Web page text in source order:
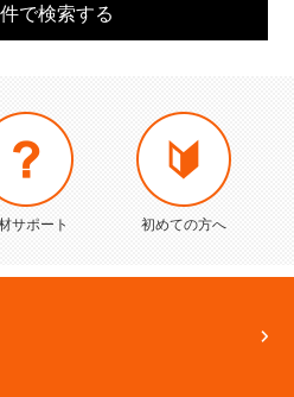
サポート 初めての方へ